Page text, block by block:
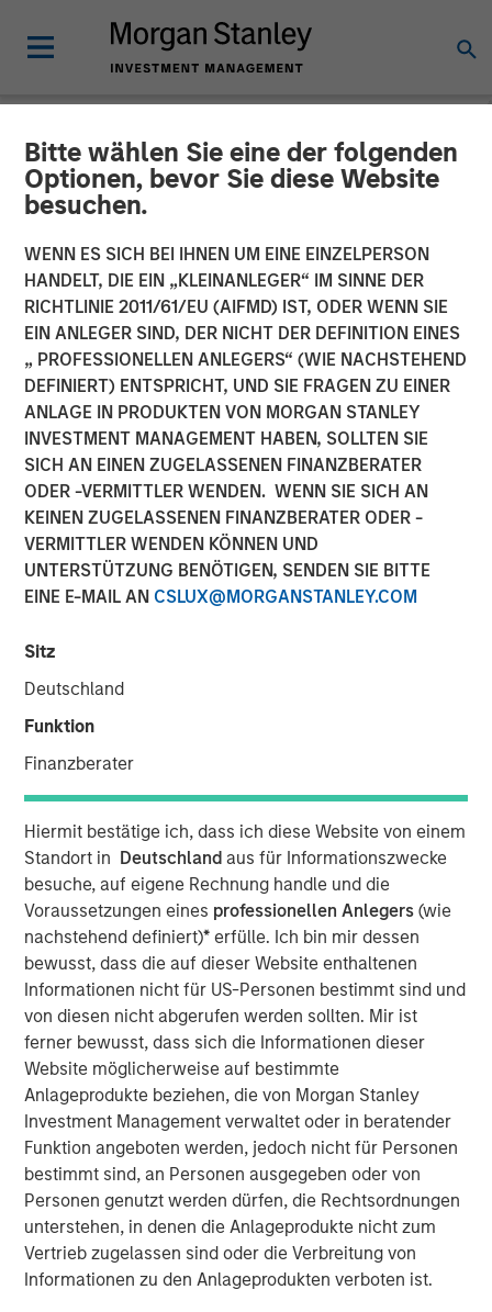
Bitte wählen Sie eine der folgenden
Optionen, bevor Sie diese Website
besuchen.
WENN ES SICH BEI IHNEN UM EINE EINZELPERSON
HANDELT, DIE EIN „KLEINANLEGER“ IM SINNE DER
RICHTLINIE 2011/61/EU (AIFMD) IST, ODER WENN SIE
EIN ANLEGER SIND, DER NICHT DER DEFINITION EINES
„ PROFESSIONELLEN ANLEGERS“ (WIE NACHSTEHEND
DEFINIERT) ENTSPRICHT, UND SIE FRAGEN ZU EINER
ANLAGE IN PRODUKTEN VON MORGAN STANLEY
INVESTMENT MANAGEMENT HABEN, SOLLTEN SIE
SICH AN EINEN ZUGELASSENEN FINANZBERATER
ODER -VERMITTLER WENDEN. WENN SIE SICH AN
KEINEN ZUGELASSENEN FINANZBERATER ODER -
VERMITTLER WENDEN KÖNNEN UND
UNTERSTÜTZUNG BENÖTIGEN, SENDEN SIE BITTE
EINE E-MAIL AN CSLUX@MORGANSTANLEY.COM
Sitz
Deutschland
Funktion
Finanzberater
Hiermit bestätige ich, dass ich diese Website von einem
Standort in Deutschland aus für Informationszwecke
besuche, auf eigene Rechnung handle und die
Voraussetzungen eines professionellen Anlegers(wie
nachstehend definiert)* erfülle. Ich bin mir dessen
bewusst, dass die auf dieser Website enthaltenen
Informationen nicht für US-Personen bestimmt sind und
von diesen nicht abgerufen werden sollten. Mir ist
ferner bewusst, dass sich die Informationen dieser
Website möglicherweise auf bestimmte
Anlageprodukte beziehen, die von Morgan Stanley
Investment Management verwaltet oder in beratender
Funktion angeboten werden, jedoch nicht für Personen
bestimmt sind, an Personen ausgegeben oder von
Personen genutzt werden dürfen, die Rechtsordnungen
unterstehen, in denen die Anlageprodukte nicht zum
Vertrieb zugelassen sind oder die Verbreitung von
Informationen zu den Anlageprodukten verboten ist.
NEWSROOM
SMT (Sahajanand Medical
Technologies) Raises INR
230 Crores of Equity
Capital in a Round Led by a
Fund Managed by Morgan
Stanley Private Equity Asia
12 JANUAR 2018
MUMBAI, MAHARASHTRA, INDIA — January 12, 2018,
SMT, the leading manufacturer of cardiac stents in India,
equity to the tune of Rs. 230 crore in a funding round led
by Morgan Stanley Private Equity Asia. Existing Investor
Samara Capital also participated in the round.
Founded by Mr. Dhirajlal Kotadia in 2001, SMT became an
early champion of the ‘Make in India’ initiative by being
one of the first companies in Asia to indigenously develop
& manufacture coronary stents. Today, SMT is the largest
developer, manufacturer and market leader of minimally
invasive coronary stents (drug-eluting & bare metal), renal
stents, PTCA balloon catheters and other cardiovascular
accessories in India. Beyond India, SMT also exports its
portfolio of life-saving devices to UK, Spain, Italy,
Netherlands & over 60 other countries.
SMT operates a WHO-GMP certified manufacturing plant
in Gujarat and two world-class R&D centers, including
one in Ireland. The Company has a strong focus on R&D
and has a number of pioneering achievements to its
credit including being the first company in the world to
receive the CE certification for a drug eluting stent with